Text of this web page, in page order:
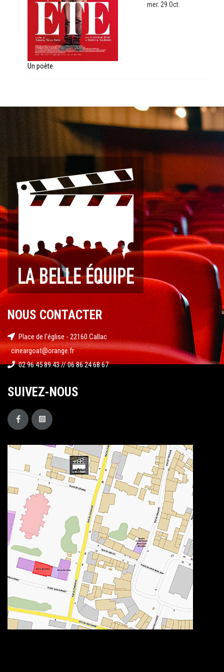
Un poète
mer. 29 Oct.
NOUS CONTACTER
Place de l'église - 22160 Callac
cineargoat@orange.fr
02 96 45 89 43 // 06 86 24 68 67
SUIVEZ-NOUS